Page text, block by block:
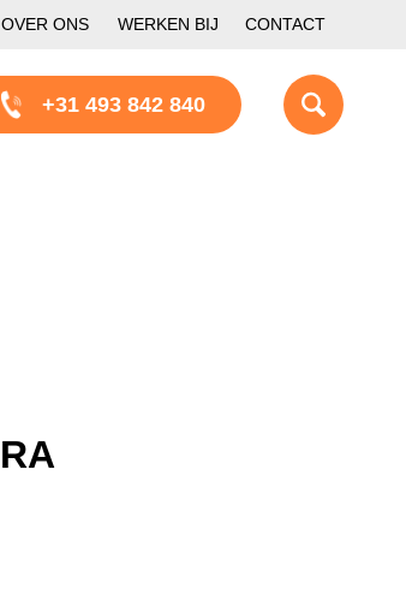
OVER ONS WERKEN BIJ CONTACT
+31 493 842 840